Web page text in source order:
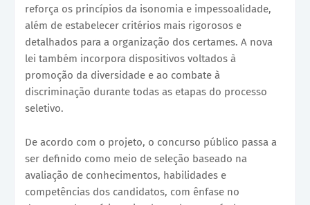
reforça os princípios da isonomia e impessoalidade,
além de estabelecer critérios mais rigorosos e
detalhados para a organização dos certames. A nova
lei também incorpora dispositivos voltados à
promoção da diversidade e ao combate à
discriminação durante todas as etapas do processo
seletivo.
De acordo com o projeto, o concurso público passa a
ser definido como meio de seleção baseado na
avaliação de conhecimentos, habilidades e
competências dos candidatos, com ênfase no